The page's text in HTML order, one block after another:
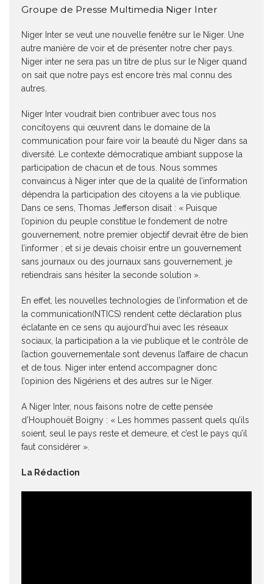
Groupe de Presse Multimedia Niger Inter
Niger Inter se veut une nouvelle fenêtre sur le Niger. Une
autre manière de voir et de présenter notre cher pays.
Niger inter ne sera pas un titre de plus sur le Niger quand
on sait que notre pays est encore très mal connu des
autres.
Niger Inter voudrait bien contribuer avec tous nos
concitoyens qui œuvrent dans le domaine de la
communication pour faire voir la beauté du Niger dans sa
diversité. Le contexte démocratique ambiant suppose la
participation de chacun et de tous. Nous sommes
convaincus à Niger inter que de la qualité de l’information
dépendra la participation des citoyens a la vie publique.
Dans ce sens, Thomas Jefferson disait : « Puisque
l’opinion du peuple constitue le fondement de notre
gouvernement, notre premier objectif devrait être de bien
l’informer ; et si je devais choisir entre un gouvernement
sans journaux ou des journaux sans gouvernement, je
retiendrais sans hésiter la seconde solution ».
En effet, les nouvelles technologies de l’information et de
la communication(NTICS) rendent cette déclaration plus
éclatante en ce sens qu aujourd’hui avec les réseaux
sociaux, la participation a la vie publique et le contrôle de
l’action gouvernementale sont devenus l’affaire de chacun
et de tous. Niger inter entend accompagner donc
l’opinion des Nigériens et des autres sur le Niger.
A Niger Inter, nous faisons notre de cette pensée
d’Houphouët Boigny : « Les hommes passent quels qu’ils
soient, seul le pays reste et demeure, et c’est le pays qu’il
faut considérer ».
La Rédaction